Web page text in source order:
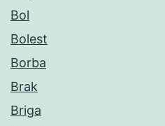
Bol
Bolest
Borba
Brak
Briga